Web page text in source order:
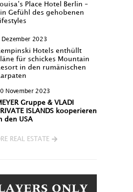
Place Hotel Berlin –
Gefühl des gehobenen
Dezember 2023
Hotels enthüllt
für schickes Mountain
in den rumänischen
November 2023
Gruppe & VLADI
ISLANDS kooperieren
den USA
REAL ESTATE